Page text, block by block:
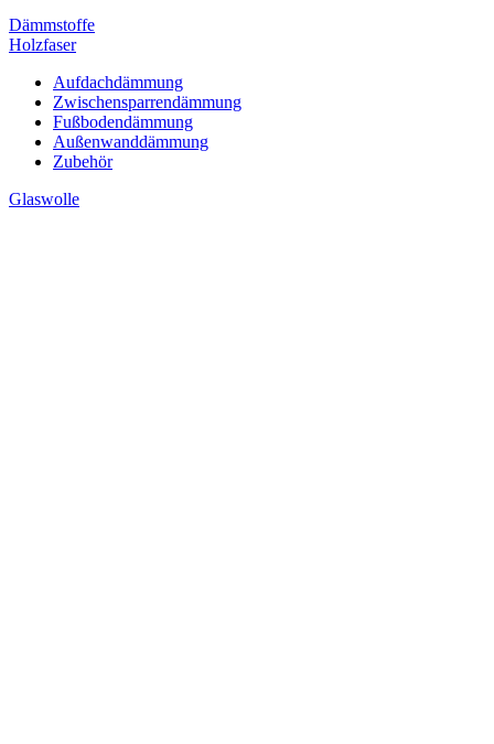
Dämmstoffe
Holzfaser
Aufdachdämmung
Zwischensparrendämmung
Fußbodendämmung
Außenwanddämmung
Zubehör
Glaswolle